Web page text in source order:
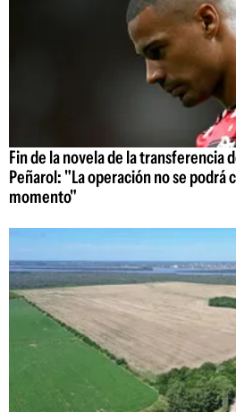
Fin de la novela de la transferencia
Peñarol: "La operación no se podrá
momento"